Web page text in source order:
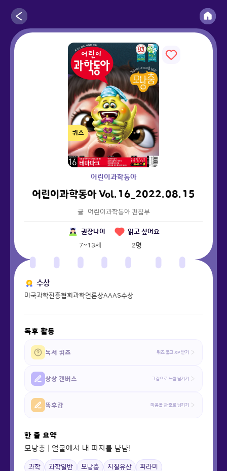
퀴즈
어린이과학동아
어린이과학동아 Vol.16_2022.08.15
글 어린이과학동아 편집부
권장나이
7~13세
읽고 싶어요
2명
수상
미국과학진흥협회과학언론상AAAS수상
독후 활동
독서 퀴즈 퀴즈 풀고 XP 받기
상상 캔버스 그림으로 느낌 남기기
똑후감 마음을 한 줄로 남기기
한 줄 요약
모낭충 | 얼굴에서 내 피지를 냠냠!
과학 과학일반 모낭충 지질유산 피라미